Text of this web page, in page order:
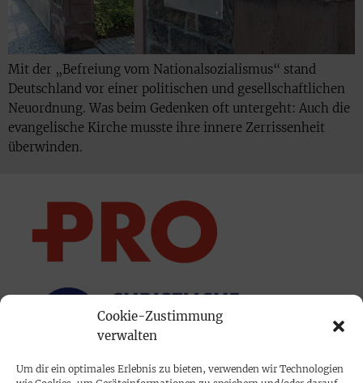
Cookie-Zustimmung
verwalten
Um dir ein optimales Erlebnis zu bieten, verwenden wir Technologien
Mit der „Befreiung vom Nationalsozialismus“ stand
Deutschland vor einer politischen und gesellschaftlichen
Neuordnung. Was beim Gedenken oft untergeht: Auch die
evangelische Kirche musste ihre innere Zerrissenheit
überwinden.